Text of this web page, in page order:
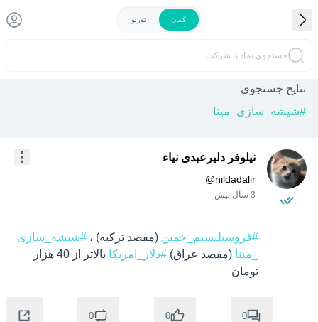
کمان توربو
جستجوی نماد یا شرکت
نتایج جستجوی
#شیشه_سازی_مینا
نیلوفر دلیرعبدی نیاء
@nildadalir
3 سال پیش
#فروسیلیسیم_خمین (مقصد ترکیه) ، #شیشه_سازی
_مینا (مقصد عراق) #دلار_امریکا
تومان
0
0
0